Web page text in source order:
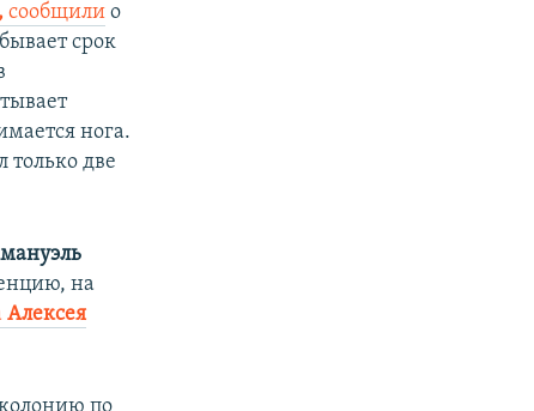
сообщили о
срок
нога.
две
на
Алексея